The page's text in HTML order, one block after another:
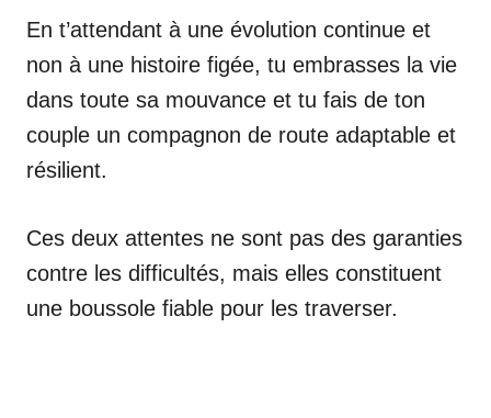
En t’attendant à une évolution continue et
non à une histoire figée, tu embrasses la vie
dans toute sa mouvance et tu fais de ton
couple un compagnon de route adaptable et
résilient.
Ces deux attentes ne sont pas des garanties
contre les difficultés, mais elles constituent
une boussole fiable pour les traverser.